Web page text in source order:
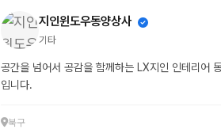
지인윈도우동양상사
기타
공간을 넘어서 공감을 함께하는 LX지인 인테리어
입니다.
북구